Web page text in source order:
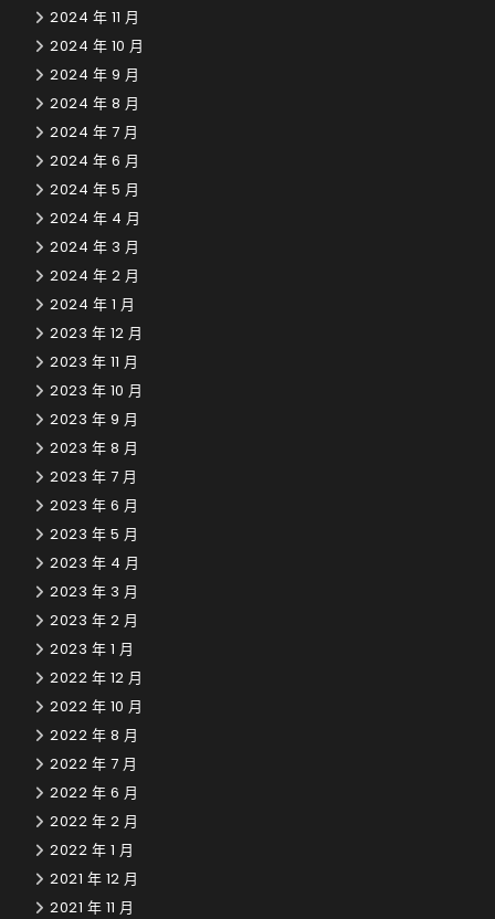
2024 年 11 月
2024 年 10 月
2024 年 9 月
2024 年 8 月
2024 年 7 月
2024 年 6 月
2024 年 5 月
2024 年 4 月
2024 年 3 月
2024 年 2 月
2024 年 1 月
2023 年 12 月
2023 年 11 月
2023 年 10 月
2023 年 9 月
2023 年 8 月
2023 年 7 月
2023 年 6 月
2023 年 5 月
2023 年 4 月
2023 年 3 月
2023 年 2 月
2023 年 1 月
2022 年 12 月
2022 年 10 月
2022 年 8 月
2022 年 7 月
2022 年 6 月
2022 年 2 月
2022 年 1 月
2021 年 12 月
2021 年 11 月